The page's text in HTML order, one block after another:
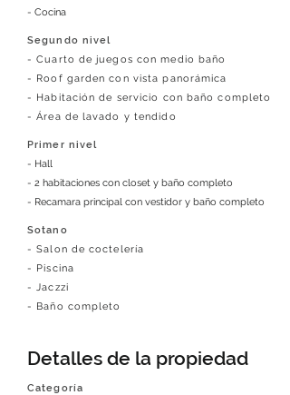
- Cocina
Segundo nivel
- Cuarto de juegos con medio baño
- Roof garden con vista panorámica
- Habitación de servicio con baño completo
- Área de lavado y tendido
Primer nivel
- Hall
- 2 habitaciones con closet y baño completo
- Recamara principal con vestidor y baño completo
Sotano
- Salon de coctelería
- Piscina
- Jaczzi
- Baño completo
Detalles de la propiedad
Categoría